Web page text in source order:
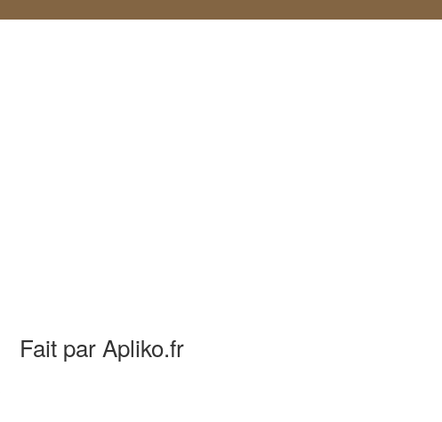
Fait par Apliko.fr